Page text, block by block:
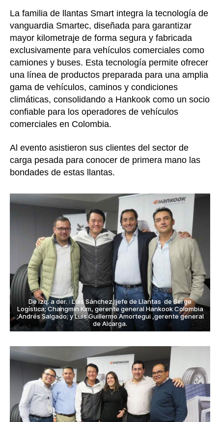
La familia de llantas Smart integra la tecnología de
vanguardia Smartec, diseñada para garantizar
mayor kilometraje de forma segura y fabricada
exclusivamente para vehículos comerciales como
camiones y buses. Esta tecnología permite ofrecer
una línea de productos preparada para una amplia
gama de vehículos, caminos y condiciones
climáticas, consolidando a Hankook como un socio
confiable para los operadores de vehículos
comerciales en Colombia.
Al evento asistieron sus clientes del sector de
carga pesada para conocer de primera mano las
bondades de estas llantas.
De izq. a der. : Luis Sánchez, jefe de Llantas de Berge
Logística; Changmin Kim, gerente general Hankook Colombia
;Andrés Salgado; y Luis Guillermo Amortegui ,gerente general
de Alcarga.